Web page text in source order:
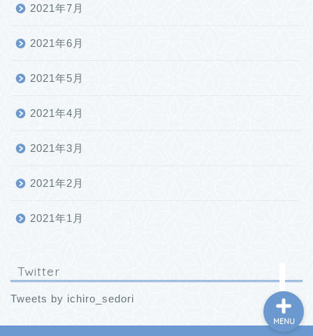
2021年7月
2021年6月
2021年5月
2021年4月
2021年3月
2021年2月
2021年1月
Twitter
Tweets by ichiro_sedori
MENU